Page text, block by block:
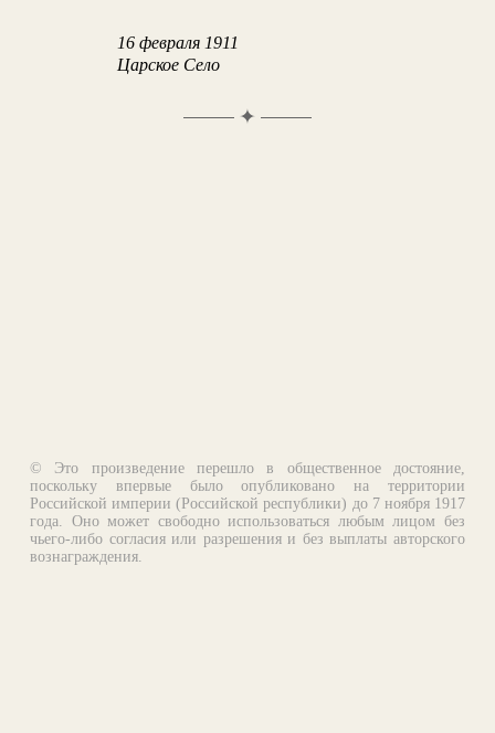
16 февраля 1911
Царское Село
✦
© Это произведение перешло в общественное достояние,
поскольку впервые было опубликовано на территории
Российской империи (Российской республики) до 7 ноября 1917
года. Оно может свободно использоваться любым лицом без
чьего-либо согласия или разрешения и без выплаты авторского
вознаграждения.